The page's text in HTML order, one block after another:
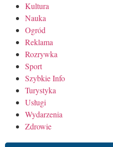
Kultura
Nauka
Ogród
Reklama
Rozrywka
Sport
Szybkie Info
Turystyka
Usługi
Wydarzenia
Zdrowie